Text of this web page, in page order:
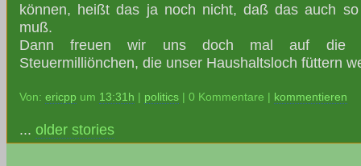
können, heißt das ja noch nicht, daß das auch so
muß.
Dann freuen wir uns doch mal auf die
Steuermilliönchen, die unser Haushaltsloch füttern
Von: ericpp um 13:31h politics | 0 Kommentare | kommentieren
... older stories